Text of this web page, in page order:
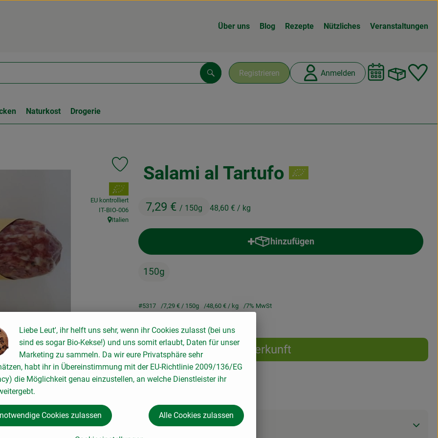
Über uns Blog Rezepte Nützliches Veranstaltungen
Registrieren Anmelden
Suchen
Naturkost Drogerie
Salami al Tartufo
7,29 € / 150g 48,60 € / kg
Produkt zu Favouriten hinzufügen
, Verband:
EU kontrolliert
, Kontrollstelle:
IT-BIO-006
, Herkunft:
Italien
hinzufügen
Produkt zum Warenkorb hinzufügen
150g
#5317 7,29 € / 150g 48,60 € / kg 7% MwSt
Rezepte
Herkunft
passenden Rezepte gefunden.
Liebe Leut', ihr helft uns sehr, wenn ihr Cookies zulasst (bei uns
sind es sogar Bio-Kekse!) und uns somit erlaubt, Daten für unser
Marketing zu sammeln. Da wir eure Privatsphäre sehr
habt ihr in Übereinstimmung mit der EU-Richtlinie 2009/136/EG
die Möglichkeit genau einzustellen, an welche Dienstleister ihr
Cookies zulassen Alle Cookies zulassen